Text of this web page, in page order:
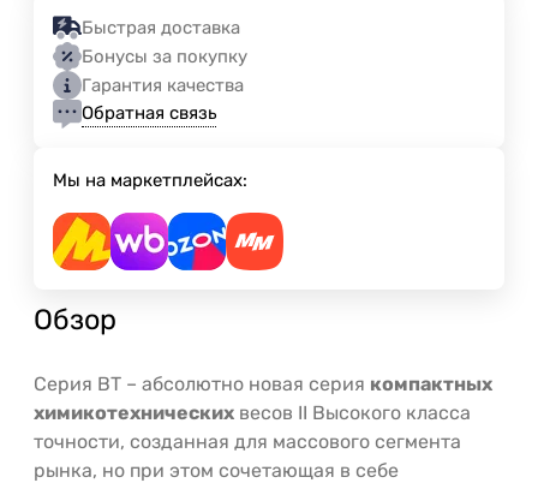
Быстрая доставка
Бонусы за покупку
Гарантия качества
Обратная связь
Мы на маркетплейсах:
Обзор
Серия ВТ – абсолютно новая серия компактных
химикотехнических весов II Высокого класса
точности, созданная для массового сегмента
рынка, но при этом сочетающая в себе